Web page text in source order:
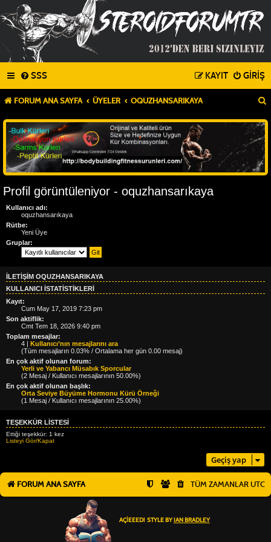
SSS GIRIŞ
KAYIT
FORUM ANA SAYFA ÜYELER OQUZHANSARIKAYA
Profil görüntüleniyor - oquzhansarıkaya
Kullanıcı adı:
oquzhansarıkaya
Rütbe:
Yeni Üye
Gruplar:
İLETIŞIM OQUZHANSARIKAYA
KULLANICI ISTATISTIKLERI
Kayıt:
Cum May 17, 2019 7:23 pm
Son aktiflik:
Cmt Tem 18, 2026 9:40 pm
Toplam mesajlar:
4 | Kullanıcı’nın mesajlarını ara
(Tüm mesajların 0.03% / Ortalama her gün 0.00 mesaj)
En çok aktif olunan forum:
Yerli ve Yabancı Müsabık Sporcular
(2 Mesaj / Kullanıcı mesajlarının 50.00%)
En çok aktif olunan başlık:
Orta Seviye Büyüme Hormonu Kürü Örneği
(1 Mesaj / Kullanıcı mesajlarının 25.00%)
TEŞEKKÜR LISTESI
Ettiği teşekkür: 1 kez
Listeyi Gör/Kapat
Geçiş yap
FORUM ANA SAYFA TÜM ZAMANLAR UTC
AÇIEEED! STYLE BY IAN BRADLEY